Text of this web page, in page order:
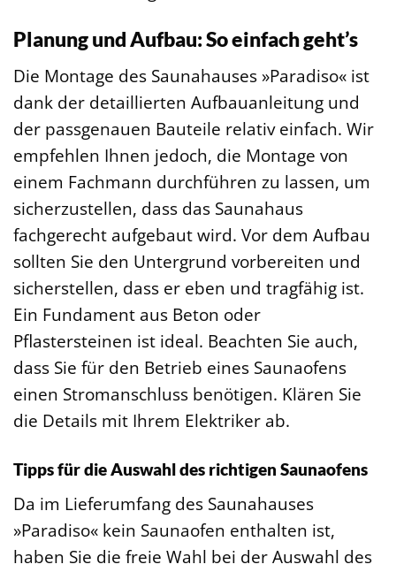
Planung und Aufbau: So einfach geht’s
Die Montage des Saunahauses »Paradiso« ist
dank der detaillierten Aufbauanleitung und
der passgenauen Bauteile relativ einfach. Wir
empfehlen Ihnen jedoch, die Montage von
einem Fachmann durchführen zu lassen, um
sicherzustellen, dass das Saunahaus
fachgerecht aufgebaut wird. Vor dem Aufbau
sollten Sie den Untergrund vorbereiten und
sicherstellen, dass er eben und tragfähig ist.
Ein Fundament aus Beton oder
Pflastersteinen ist ideal. Beachten Sie auch,
dass Sie für den Betrieb eines Saunaofens
einen Stromanschluss benötigen. Klären Sie
die Details mit Ihrem Elektriker ab.
Tipps für die Auswahl des richtigen Saunaofens
Da im Lieferumfang des Saunahauses
»Paradiso« kein Saunaofen enthalten ist,
haben Sie die freie Wahl bei der Auswahl des